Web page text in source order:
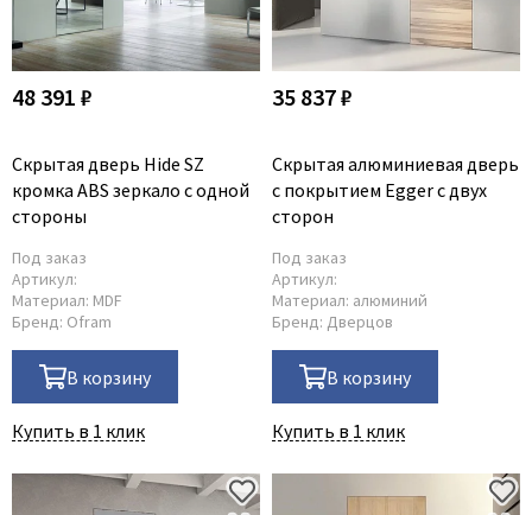
48 391 ₽
Скрытая дверь Hide SZ
кромка ABS зеркало с одной
стороны
Под заказ
Артикул:
Материал: MDF
Бренд: Ofram
В корзину
Купить в 1 клик
35 837 ₽
Скрытая алюминиевая дверь
с покрытием Egger c двух
сторон
Под заказ
Артикул:
Материал: алюминий
Бренд: Дверцов
В корзину
Купить в 1 клик